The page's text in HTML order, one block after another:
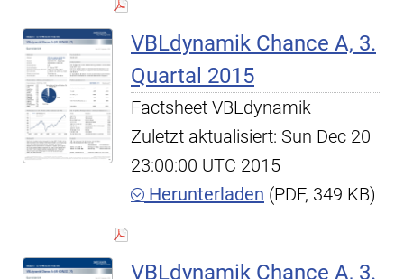
VBLdynamik Chance A, 3.
Quartal 2015
Factsheet VBLdynamik
Zuletzt aktualisiert: Sun Dec 20
23:00:00 UTC 2015
Herunterladen (PDF, 349 KB)
VBLdynamik Chance A, 3.